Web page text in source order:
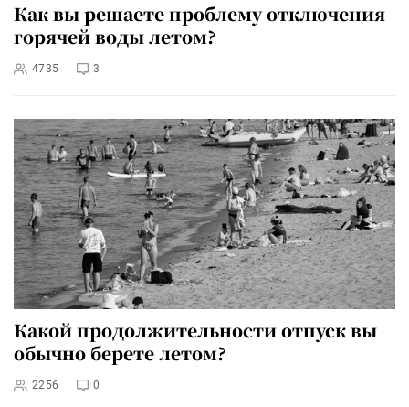
Как вы решаете проблему отключения
горячей воды летом?
4735 3
Какой продолжительности отпуск вы
обычно берете летом?
2256 0